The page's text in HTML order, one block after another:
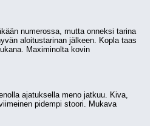
numerossa, mutta onneksi tarina
aloitustarinan jälkeen. Kopla taas
Maximinolta kovin
ajatuksella meno jatkuu. Kiva,
pidempi stoori. Mukava